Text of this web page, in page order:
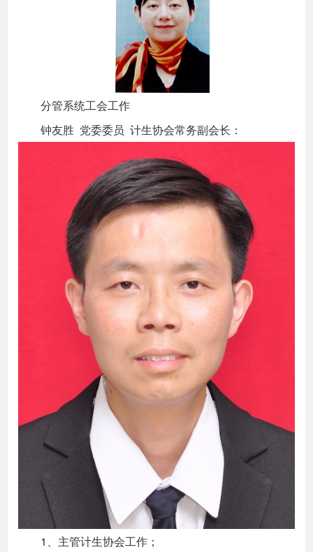
分管系统工会工作
钟友胜 党委委员 计生协会常务副会长：
1、主管计生协会工作；